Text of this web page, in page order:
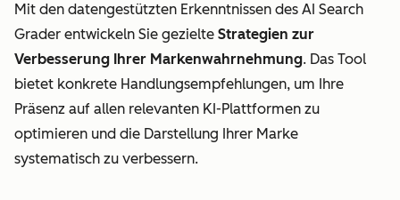
Mit den datengestützten Erkenntnissen des AI Search
Grader entwickeln Sie gezielte Strategien zur
Verbesserung Ihrer Markenwahrnehmung. Das Tool
bietet konkrete Handlungsempfehlungen, um Ihre
Präsenz auf allen relevanten KI-Plattformen zu
optimieren und die Darstellung Ihrer Marke
systematisch zu verbessern.